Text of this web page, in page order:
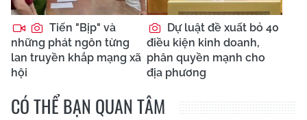
Tiến "Bịp" và
những phát ngôn từng
lan truyền khắp mạng xã
hội
Dự luật đề xuất bỏ 40
điều kiện kinh doanh,
phân quyền mạnh cho
địa phương
CÓ THỂ BẠN QUAN TÂM